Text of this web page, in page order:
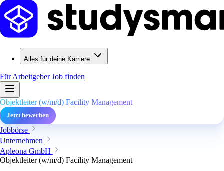
Alles für deine Karriere
Für ArbeitgeberJob finden
Objektleiter (w/m/d) Facility Management
Jetzt bewerben
Jobbörse
Unternehmen
Apleona GmbH
Objektleiter (w/m/d) Facility Management